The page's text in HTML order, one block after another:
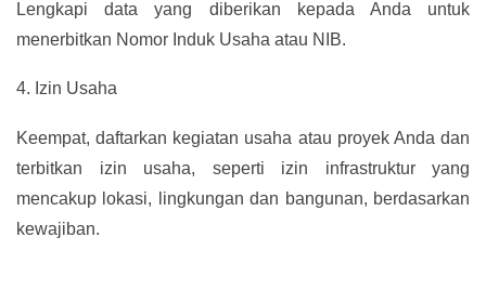
Lengkapi data yang diberikan kepada Anda untuk
menerbitkan Nomor Induk Usaha atau NIB.
4. Izin Usaha
Keempat, daftarkan kegiatan usaha atau proyek Anda dan
terbitkan izin usaha, seperti izin infrastruktur yang
mencakup lokasi, lingkungan dan bangunan, berdasarkan
kewajiban.